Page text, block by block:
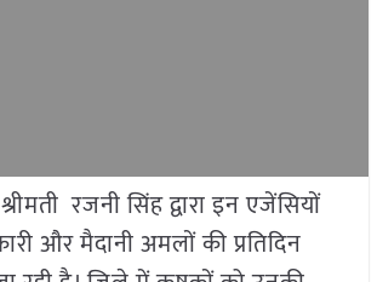
रजनी सिंह द्वारा इन एजेंसियों
और मैदानी अमलों की प्रतिदिन